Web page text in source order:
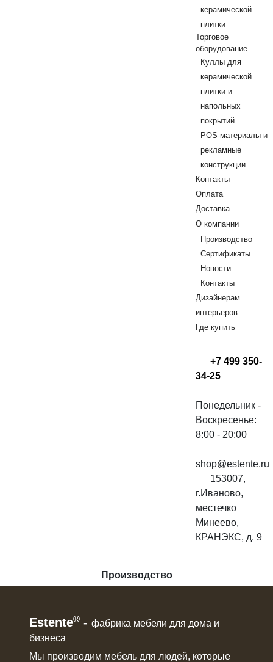
керамической
плитки
Торговое
оборудование
Куллы для
керамической
плитки и
напольных
покрытий
POS-материалы и
рекламные
конструкции
Контакты
Оплата
Доставка
О компании
Производство
Сертификаты
Новости
Контакты
Дизайнерам
интерьеров
Где купить
+7 499 350-
34-25
Понедельник -
Воскресенье:
8:00 - 20:00
shop@estente.ru
153007,
г.Иваново,
местечко
Минеево,
КРАНЭКС, д. 9
Производство
Estente® - фабрика мебели для дома и
бизнеса
Мы производим мебель для людей, которые